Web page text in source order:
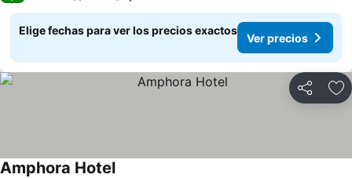
Elige fechas para ver los precios exactos
Ver precios
Compartir
Amphora Hotel